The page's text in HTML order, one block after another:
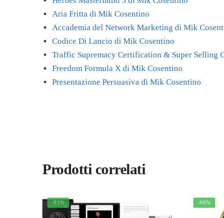
Aria Fritta di Mik Cosentino
Accademia del Network Marketing di Mik
Codice Di Lancio di Mik Cosentino
Traffic Supremacy Certification & Super Selling
Freedom Formula X di Mik Cosentino
Presentazione Persuasiva di Mik Cosentino
Prodotti correlati
-91% -96%